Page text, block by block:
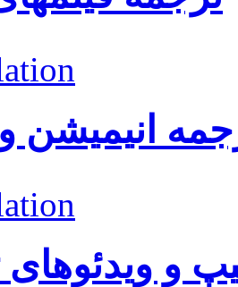
انیمیشن
و ویدئوهای